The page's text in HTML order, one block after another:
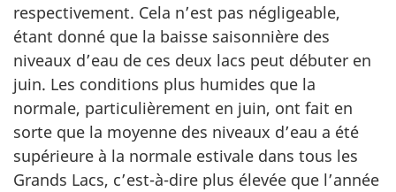
respectivement. Cela n’est pas négligeable,
étant donné que la baisse saisonnière des
niveaux d’eau de ces deux lacs peut débuter en
juin. Les conditions plus humides que la
normale, particulièrement en juin, ont fait en
sorte que la moyenne des niveaux d’eau a été
supérieure à la normale estivale dans tous les
Grands Lacs, c’est-à-dire plus élevée que l’année